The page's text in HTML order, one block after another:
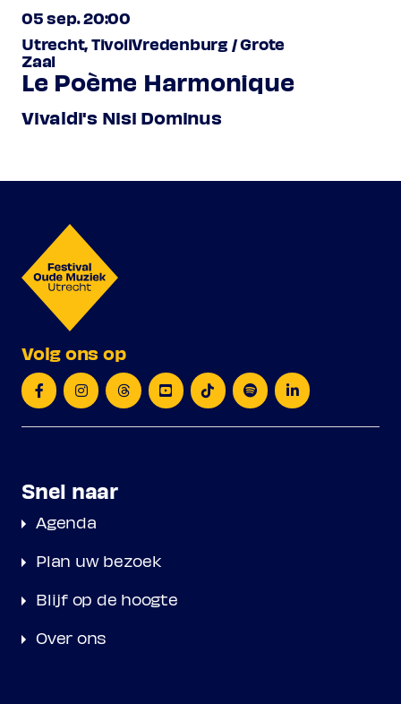
05 sep. 20:00
Utrecht, TivoliVredenburg / Grote
Zaal
Le Poème Harmonique
Vivaldi's Nisi Dominus
Volg ons op
Snel naar
Agenda
Plan uw bezoek
Blijf op de hoogte
Over ons